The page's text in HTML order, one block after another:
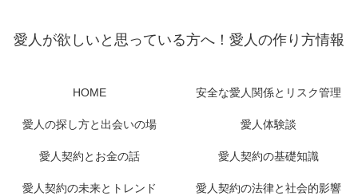
愛人が欲しいと思っている方へ！愛人の作り方情報
HOME 安全な愛人関係とリスク管理
愛人の探し方と出会いの場 愛人体験談
愛人契約とお金の話 愛人契約の基礎知識
愛人契約の未来とトレンド 愛人契約の法律と社会的影響